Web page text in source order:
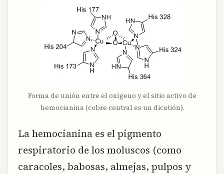
Forma de unión entre el oxígeno y el sitio activo de
hemocianina (cobre central es un dicatión).
La hemocianina es el pigmento
respiratorio de los moluscos (como
caracoles, babosas, almejas, pulpos y